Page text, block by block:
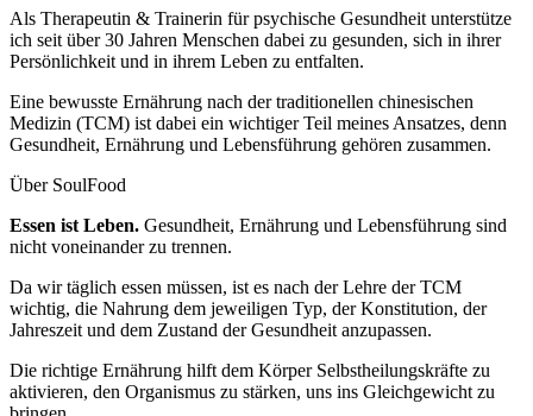
Als Therapeutin & Trainerin für psychische Gesundheit unterstütze
ich seit über 30 Jahren Menschen dabei zu gesunden, sich in ihrer
Persönlichkeit und in ihrem Leben zu entfalten.
Eine bewusste Ernähr­ung nach der traditionellen chinesischen
Medizin (TCM) ist dabei ein wichti­ger Teil meines Ansatzes, denn
Gesund­heit, Ernährung und Lebensführung gehören zusammen.
Über SoulFood
Essen ist Leben. Gesundheit, Ernährung und Lebensführung sind
nicht voneinander zu trennen.
Da wir täglich essen müssen, ist es nach der Lehre der TCM
wichtig, die Nahrung dem jeweiligen Typ, der Konstitution, der
Jahreszeit und dem Zustand der Gesundheit anzupassen.
Die richtige Ernährung hilft dem Körper Selbstheilungskräfte zu
aktivieren, den Organismus zu stärken, uns ins Gleichgewicht zu